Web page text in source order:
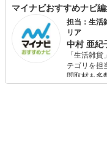
の法則」「
案。保有資
ィネーター
づくりと経
お伝えして
など、全国
マイナビおすすめナビ
担当：生活
リア
中村 亜紀
「生活雑
テゴリを担
問取材も多
りや壁紙チ